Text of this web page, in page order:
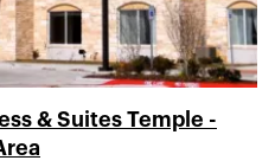
& Suites Temple -